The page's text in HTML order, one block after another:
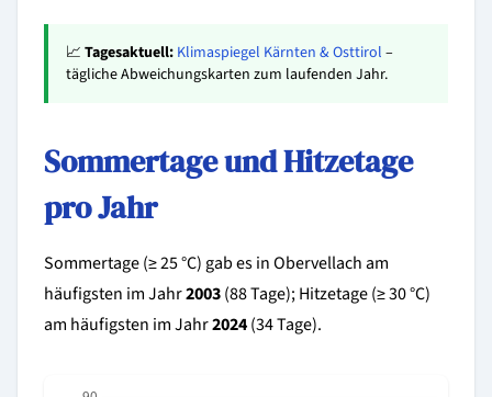
📈 Tagesaktuell: Klimaspiegel Kärnten & Osttirol –
tägliche Abweichungskarten zum laufenden Jahr.
Sommertage und Hitzetage
pro Jahr
Sommertage (≥ 25 °C) gab es in Obervellach am
häufigsten im Jahr2003(88 Tage); Hitzetage (≥ 30 °C)
am häufigsten im Jahr2024(34 Tage).